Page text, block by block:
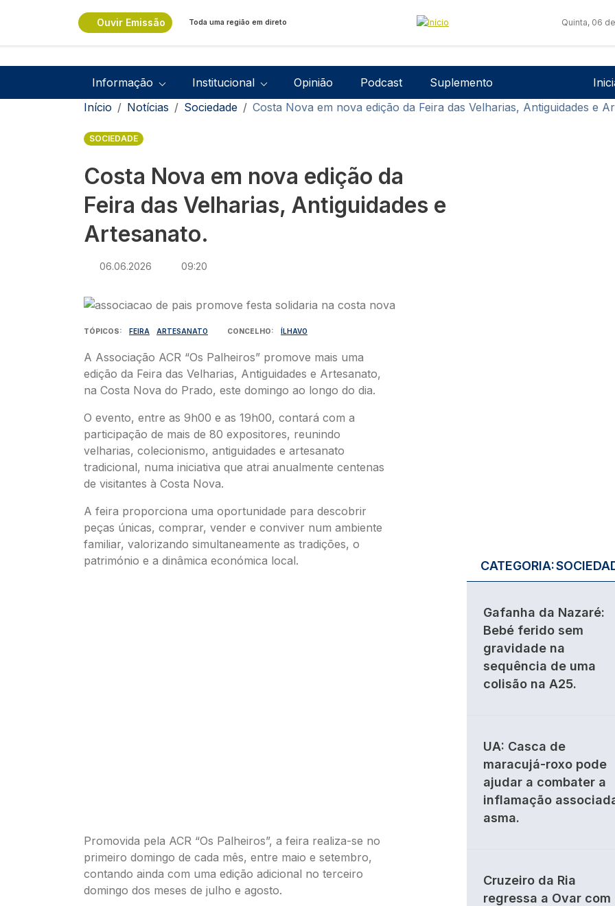
Ouvir Emissão Toda uma região em direto Quinta, 06
Navegação principal
Informação Institucional Opinião Podcast Suplemento
Navegação estrutural
Início Notícias Sociedade Costa Nova em nova edição da Feira das Velharias, Antiguidades e
SOCIEDADE
Costa Nova em nova edição da
Feira das Velharias, Antiguidades e
Artesanato.
06.06.2026 09:20
Imagem
TÓPICOS FEIRA ARTESANATO CONCELHO ÍLHAVO
A Associação ACR “Os Palheiros” promove mais uma
edição da Feira das Velharias, Antiguidades e Artesanato,
na Costa Nova do Prado, este domingo ao longo do dia.
O evento, entre as 9h00 e as 19h00, contará com a
participação de mais de 80 expositores, reunindo
velharias, colecionismo, antiguidades e artesanato
tradicional, numa iniciativa que atrai anualmente centenas
de visitantes à Costa Nova.
A feira proporciona uma oportunidade para descobrir
peças únicas, comprar, vender e conviver num ambiente
familiar, valorizando simultaneamente as tradições, o
património e a dinâmica económica local.
Promovida pela ACR “Os Palheiros”, a feira realiza-se no
primeiro domingo de cada mês, entre maio e setembro,
contando ainda com uma edição adicional no terceiro
domingo dos meses de julho e agosto.
CATEGORIA:
Gafanha da Nazaré:
Bebé ferido sem
gravidade na
sequência de uma
colisão na A25.
UA: Casca de
maracujá-roxo pode
ajudar a combater a
inflamação
asma.
Cruzeiro da Ria
regressa a Ovar com